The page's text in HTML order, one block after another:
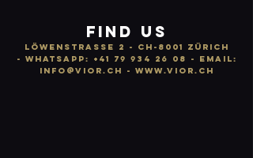
FIND US
LÖWENSTRASSE 2 - CH-8001 ZÜRICH
- WhatsApp: +41 79 934 26 08
- email:
info @vior.ch - www.vior.ch